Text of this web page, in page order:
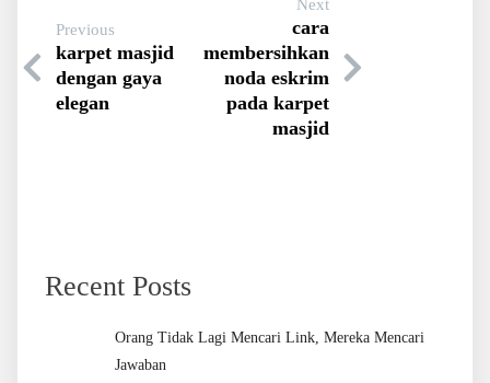
Previous
karpet masjid
dengan gaya
elegan
Next
cara
membersihkan
noda eskrim
pada karpet
masjid
Recent Posts
Orang Tidak Lagi Mencari Link, Mereka Mencari
Jawaban